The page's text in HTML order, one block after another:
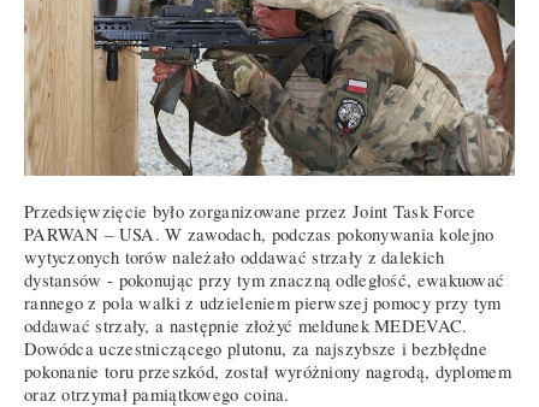
Przedsięwzięcie było zorganizowane przez Joint Task Force
PARWAN – USA. W zawodach, podczas pokonywania kolejno
wytyczonych torów należało oddawać strzały z dalekich
dystansów - pokonując przy tym znaczną odległość, ewakuować
rannego z pola walki z udzieleniem pierwszej pomocy przy tym
oddawać strzały, a następnie złożyć meldunek MEDEVAC.
Dowódca uczestniczącego plutonu, za najszybsze i bezbłędne
pokonanie toru przeszkód, został wyróżniony nagrodą, dyplomem
oraz otrzymał pamiątkowego coina.